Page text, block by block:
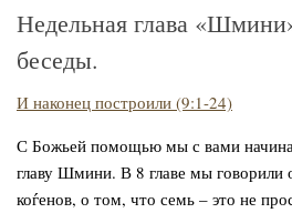
Недельная глава
беседы.
И наконец построили (9:1-24)
С Божьей помощью мы с вами
главу Шмини. В 8 главе мы говорили
коѓенов, о том, что семь – это не